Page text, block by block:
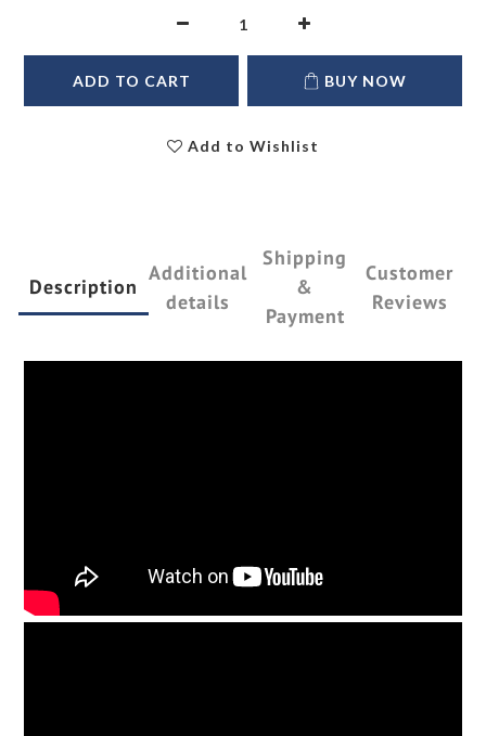
ADD TO CART BUY NOW
Add to Wishlist
Description
Additional
details
Shipping
&
Payment
Customer
Reviews